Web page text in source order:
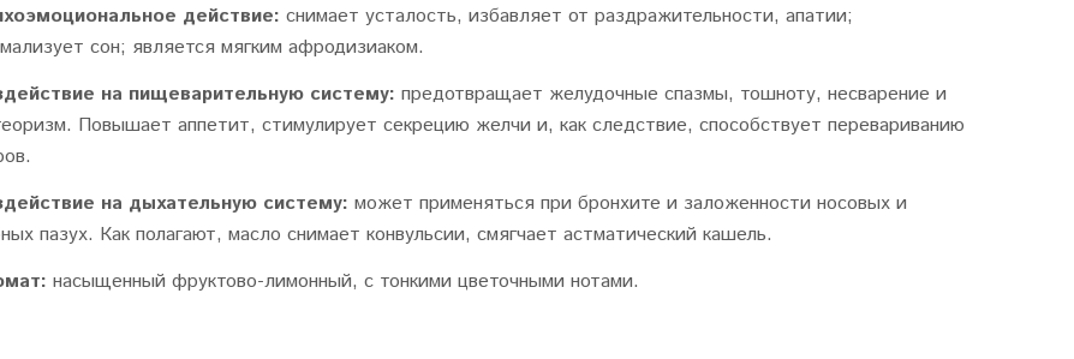
действие: снимает усталость, избавляет от раздражительности, апатии;
сон; является мягким афродизиаком.
на пищеварительную систему: предотвращает желудочные спазмы, тошноту, несварение и
Повышает аппетит, стимулирует секрецию желчи и, как следствие, способствует перевариванию
на дыхательную систему: может применяться при бронхите и заложенности носовых и
пазух. Как полагают, масло снимает конвульсии, смягчает астматический кашель.
насыщенный фруктово-лимонный, с тонкими цветочными нотами.